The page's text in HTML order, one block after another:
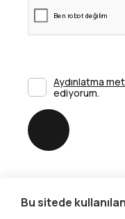
Aydınlatma
ediyorum.
Gönder
Bu sitede